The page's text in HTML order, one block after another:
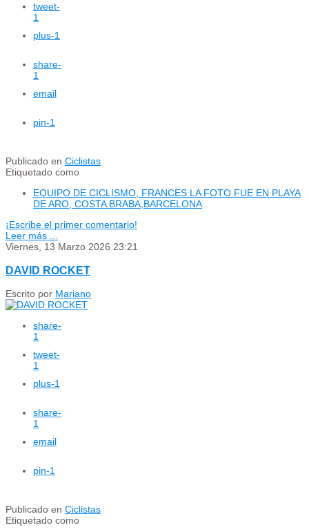
tweet-
1
plus-1
share-
1
email
pin-1
Publicado en Ciclistas
Etiquetado como
EQUIPO DE CICLISMO, FRANCES LA FOTO FUE EN PLAYA
DE ARO, COSTA BRABA,BARCELONA
¡Escribe el primer comentario!
Leer más ...
Viernes, 13 Marzo 2026 23:21
DAVID ROCKET
Escrito por Mariano
share-
1
tweet-
1
plus-1
share-
1
email
pin-1
Publicado en Ciclistas
Etiquetado como